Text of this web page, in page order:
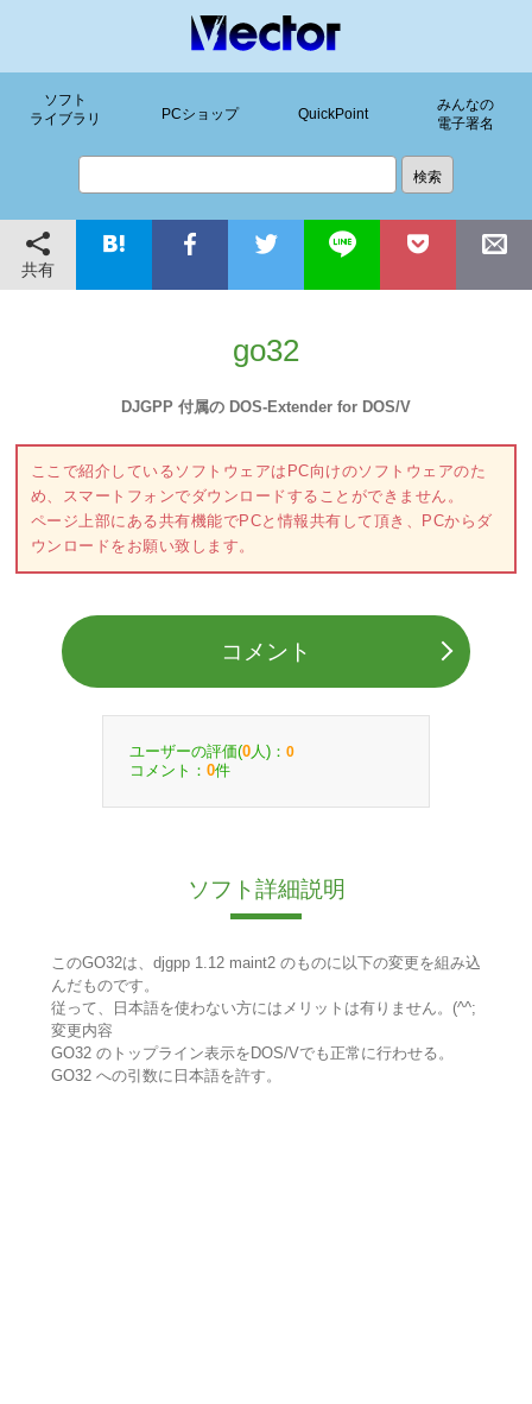
ソフト
ライブラリ
PCショップ QuickPoint
みんなの
電子署名
共有
go32
DJGPP 付属の DOS-Extender for DOS/V
ここで紹介しているソフトウェアはPC向けのソフトウェアのた
め、スマートフォンでダウンロードすることができません。
ページ上部にある共有機能でPCと情報共有して頂き、PCからダ
ウンロードをお願い致します。
コメント
ユーザーの評価(0 人)： 0
コメント： 0件
ソフト詳細説明
このGO32は、djgpp 1.12 maint2 のものに以下の変更を組み込
んだものです。
従って、日本語を使わない方にはメリットは有りません。(^^;
変更内容
GO32 のトップライン表示をDOS/Vでも正常に行わせる。
GO32 への引数に日本語を許す。